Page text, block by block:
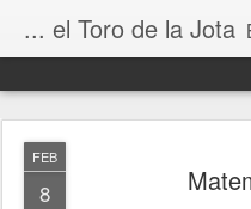
... el Toro de la Jota
FEB
8